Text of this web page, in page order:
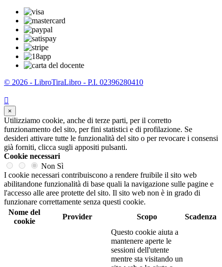
© 2026 - LibroTiraLibro - P.I. 02396280410

×
Utilizziamo cookie, anche di terze parti, per il corretto
funzionamento del sito, per fini statistici e di profilazione. Se
desideri attivare tutte le funzionalità del sito o per revocare i consensi
già forniti, clicca sugli appositi pulsanti.
Cookie necessari
Non Sì
I cookie necessari contribuiscono a rendere fruibile il sito web
abilitandone funzionalità di base quali la navigazione sulle pagine e
l'accesso alle aree protette del sito. Il sito web non è in grado di
funzionare correttamente senza questi cookie.
Nome del
cookie
Provider Scopo Scadenza
Questo cookie aiuta a
mantenere aperte le
sessioni dell'utente
mentre sta visitando un